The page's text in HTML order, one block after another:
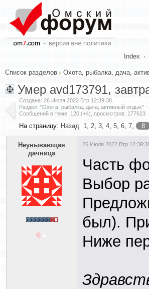
Index ·
Список разделов Охота, рыбалка, дача,
Умер avd173791,
Создана: 26 Июля 2022 Втр 12:39:38
Раздел: "Охота, рыбалка, дача, активный отдых"
Сообщений в теме: 120 (+4), просмотров: 177623
На страницу: Назад 1, 2, 3, 4, 5, 6, 7, 8
Heyнывaющая
дaчницa
26 Июля 2022 Втр
Часть
Выбор
был).
Ниже